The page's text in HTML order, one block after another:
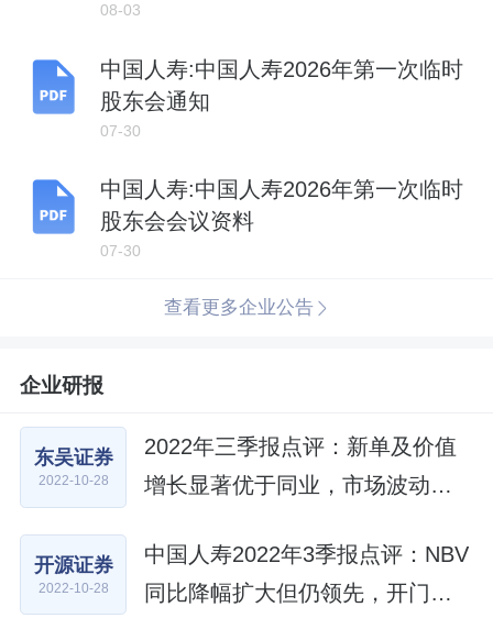
08-03
中国人寿:中国人寿2026年第一次临时
股东会通知
07-30
中国人寿:中国人寿2026年第一次临时
股东会会议资料
07-30
查看更多企业公告
企业研报
东吴证券
2022-10-28
2022年三季报点评：新单及价值
增长显著优于同业，市场波动拖
开源证券
2022-10-28
中国人寿2022年3季报点评：NBV
同比降幅扩大但仍领先，开门红